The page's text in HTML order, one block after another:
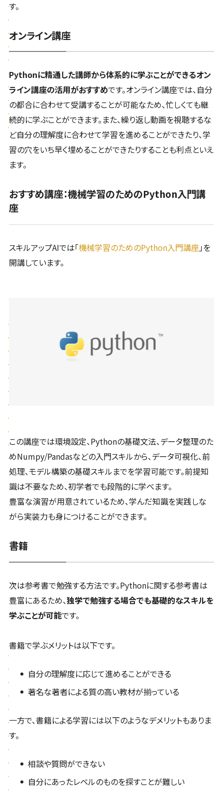
す。
オンライン講座
Pythonに精通した講師から体系的に学ぶことができるオン
ライン講座の活用がおすすめです。オンライン講座では、自分
の都合に合わせて受講することが可能なため、忙しくても継
続的に学ぶことができます。また、繰り返し動画を視聴するな
ど自分の理解度に合わせて学習を進めることができたり、学
習の穴をいち早く埋めることができたりすることも利点といえ
ます。
おすすめ講座：機械学習のためのPython入門講
座
スキルアップAIでは「機械学習のためのPython入門講座」を
開講しています。
この講座では環境設定、Pythonの基礎文法、データ整理のた
めNumpy/Pandasなどの入門スキルから、データ可視化、前
処理、モデル構築の基礎スキルまでを学習可能です。前提知
識は不要なため、初学者でも段階的に学べます。
豊富な演習が用意されているため、学んだ知識を実践しな
がら実装力も身につけることができます。
書籍
次は参考書で勉強する方法です。Pythonに関する参考書は
豊富にあるため、独学で勉強する場合でも基礎的なスキルを
学ぶことが可能です。
書籍で学ぶメリットは以下です。
自分の理解度に応じて進めることができる
著名な著者による質の高い教材が揃っている
一方で、書籍による学習には以下のようなデメリットもありま
す。
相談や質問ができない
自分にあったレベルのものを探すことが難しい